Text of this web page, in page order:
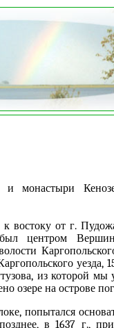
монастыри
к востоку от г.
центром
уезда,
из которой мы
озере на острове
попытался
в 1637 г.,